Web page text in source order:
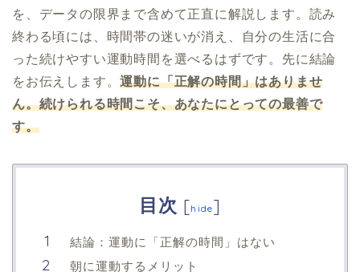
を、データの限界まで含めて正直に解説します。読み
終わる頃には、時間帯の迷いが消え、自分の生活に合
った続けやすい運動時間を選べるはずです。先に結論
をお伝えします。運動に「正解の時間」はありませ
ん。続けられる時間こそ、あなたにとっての最善で
す。
目次 [hide]
結論：運動に「正解の時間」はない
朝に運動するメリット